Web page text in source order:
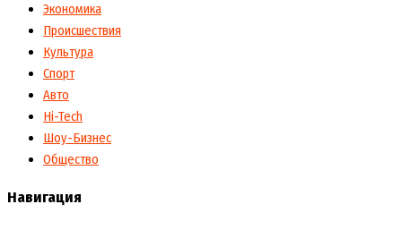
Экономика
Происшествия
Культура
Спорт
Авто
Hi-Tech
Шоу-Бизнес
Общество
Навигация